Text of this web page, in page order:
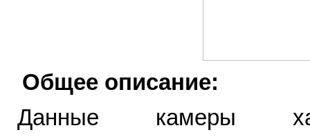
Общее описание:
Данные камеры